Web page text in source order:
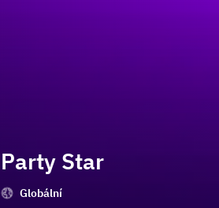
Party Star
Globální